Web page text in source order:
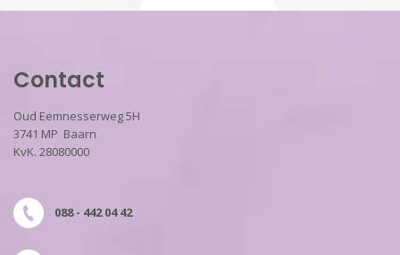
Contact
Oud Eemnesserweg 5H
3741 MP Baarn
KvK. 28080000
088 - 442 04 42